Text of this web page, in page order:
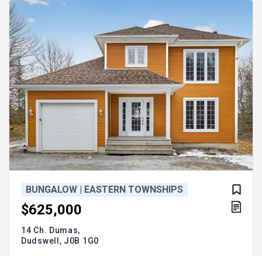
semi commercial, avec une maison d'invité
habitable à l'année a
BUNGALOW | EASTERN TOWNSHIPS
$625,000
14 Ch. Dumas,
Dudswell, J0B 1G0